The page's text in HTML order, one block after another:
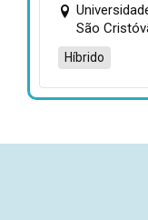
São
Híbrido